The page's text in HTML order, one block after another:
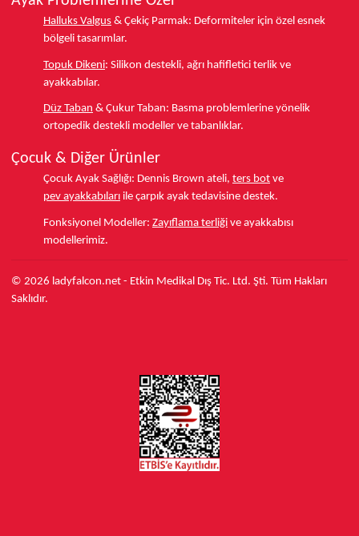
Halluks Valgus & Çekiç Parmak: Deformiteler için özel esnek
bölgeli tasarımlar.
Topuk Dikeni: Silikon destekli, ağrı hafifletici terlik ve
ayakkabılar.
Düz Taban & Çukur Taban: Basma problemlerine yönelik
ortopedik destekli modeller ve tabanlıklar.
Çocuk & Diğer Ürünler
Çocuk Ayak Sağlığı: Dennis Brown ateli, ters bot ve
pev ayakkabıları ile çarpık ayak tedavisine destek.
Fonksiyonel Modeller: Zayıflama terliği ve ayakkabısı
modellerimiz.
© 2026 ladyfalcon.net - Etkin Medikal Dış Tic. Ltd. Şti. Tüm Hakları
Saklıdır.